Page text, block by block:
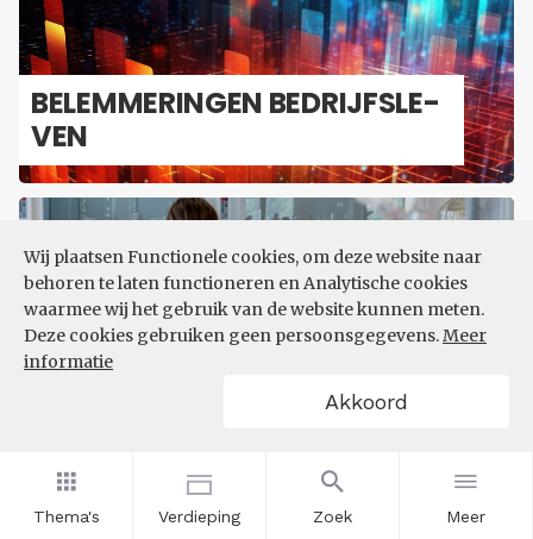
Thema's Verdieping Zoek Meer
Wij plaatsen Functionele cookies, om deze website naar
behoren te laten functioneren en Analytische cookies
waarmee wij het gebruik van de website kunnen meten.
Deze cookies gebruiken geen persoonsgegevens.Meer
informatie
Akkoord
BE­LEM­ME­RIN­GEN BE­DRIJFS­LE­
VEN